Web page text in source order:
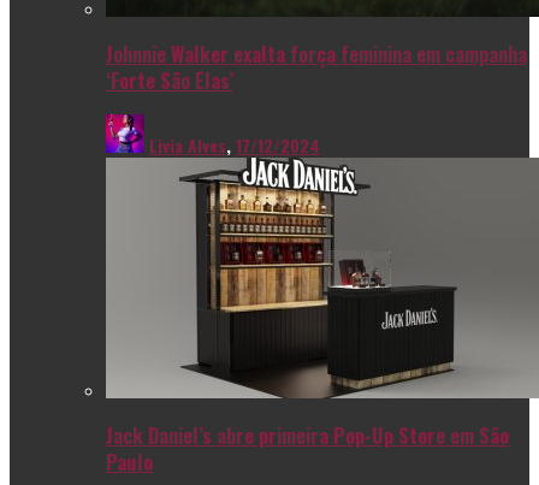
Johnnie Walker exalta força feminina em campanha
‘Forte São Elas’
Livia Alves,17/12/2024
Jack Daniel’s abre primeira Pop-Up Store em São
Paulo